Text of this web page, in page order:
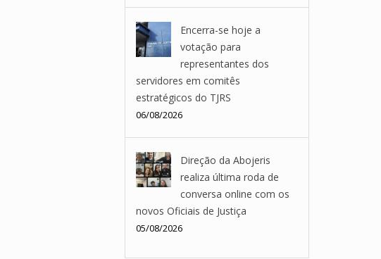
Encerra-se hoje a
votação para
representantes dos
servidores em comitês
estratégicos do TJRS
06/08/2026
Direção da Abojeris
realiza última roda de
conversa online com os
novos Oficiais de Justiça
05/08/2026